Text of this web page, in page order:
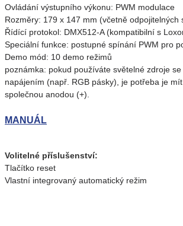
Ovládání výstupního výkonu: PWM modulace
Rozměry: 179 x 147 mm (včetně odpojitelných
Řídící protokol: DMX512-A (kompatibilní s
Speciální funkce: postupné spínání PWM pro
Demo mód: 10 demo režimů
poznámka: pokud používáte světelné zdroje se
napájením (např. RGB pásky), je potřeba je
společnou anodou (+).
MANUÁL
Volitelné příslušenství:
Tlačítko reset
Vlastní integrovaný automatický režim